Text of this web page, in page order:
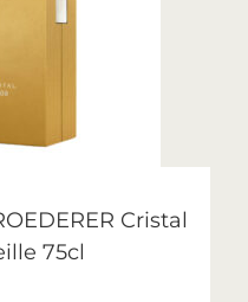
Cristal
75cl